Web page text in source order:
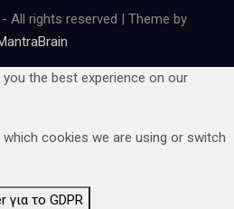
All rights reserved | Theme by
the best experience on our
cookies we are using or switch
για το GDPR